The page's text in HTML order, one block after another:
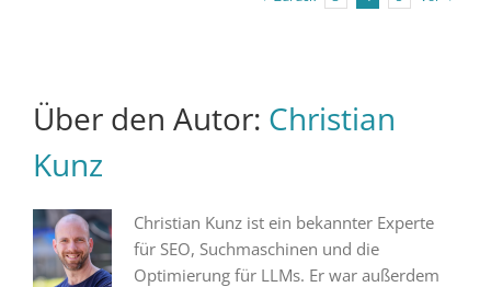
Über den Autor: Christian
Kunz
Christian Kunz ist ein bekannter Experte
für SEO, Suchmaschinen und die
Optimierung für LLMs. Er war außerdem